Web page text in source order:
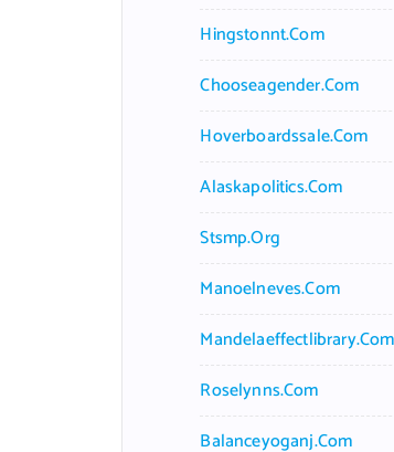
Hingstonnt.com
Chooseagender.com
Hoverboardssale.com
Alaskapolitics.com
Stsmp.org
Manoelneves.com
Mandelaeffectlibrary.com
Roselynns.com
Balanceyoganj.com